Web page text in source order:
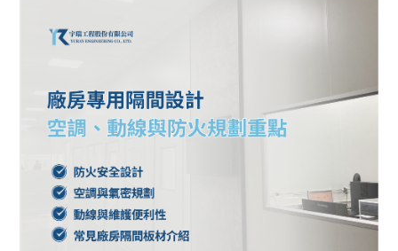
聯絡我們
施工流程
案場介紹